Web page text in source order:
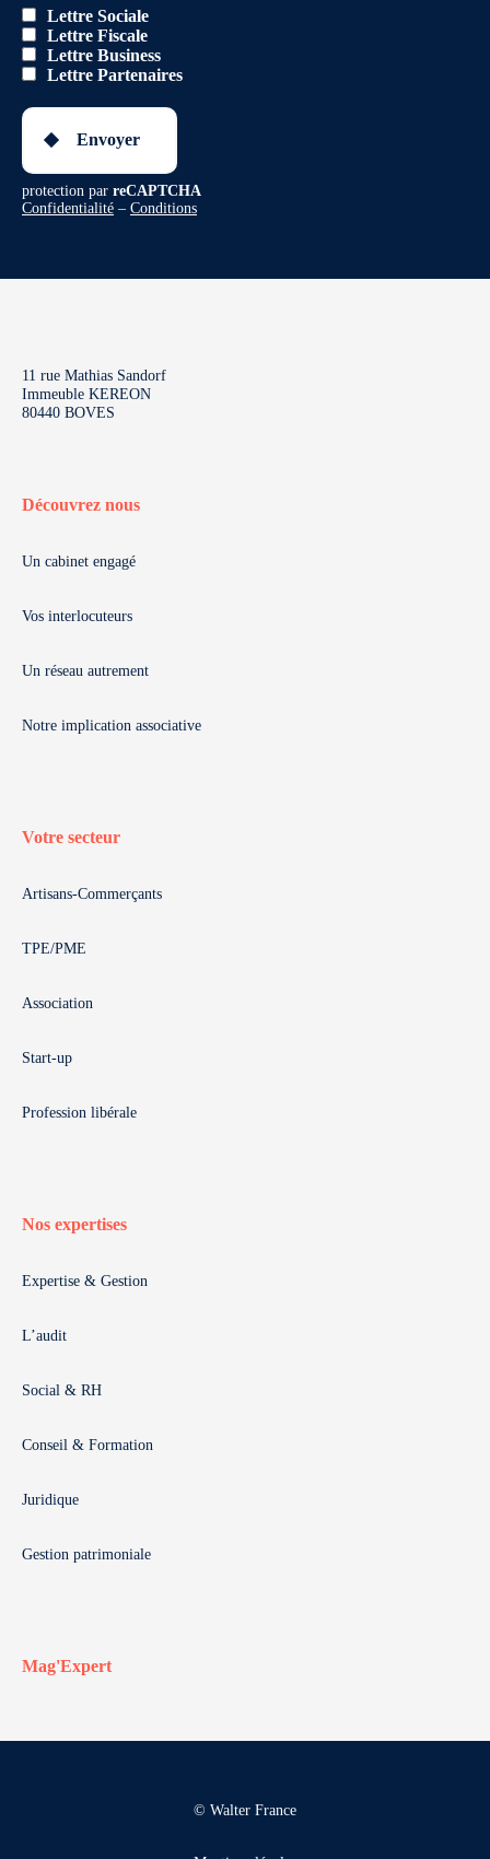
Lettre Sociale
Lettre Fiscale
Lettre Business
Lettre Partenaires
Envoyer
protection par reCAPTCHA
Confidentialité – Conditions
11 rue Mathias Sandorf
Immeuble KEREON
80440 BOVES
Découvrez nous
Un cabinet engagé
Vos interlocuteurs
Un réseau autrement
Notre implication associative
Votre secteur
Artisans-Commerçants
TPE/PME
Association
Start-up
Profession libérale
Nos expertises
Expertise & Gestion
L’audit
Social & RH
Conseil & Formation
Juridique
Gestion patrimoniale
Mag'Expert
© Walter France